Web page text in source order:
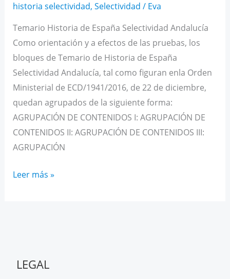
historia selectividad, Selectividad / Eva
Temario Historia de España Selectividad Andalucía
Como orientación y a efectos de las pruebas, los
bloques de Temario de Historia de España
Selectividad Andalucía, tal como figuran enla Orden
Ministerial de ECD/1941/2016, de 22 de diciembre,
quedan agrupados de la siguiente forma:
AGRUPACIÓN DE CONTENIDOS I: AGRUPACIÓN DE
CONTENIDOS II: AGRUPACIÓN DE CONTENIDOS III:
AGRUPACIÓN
Temario
Leer más »
LEGAL